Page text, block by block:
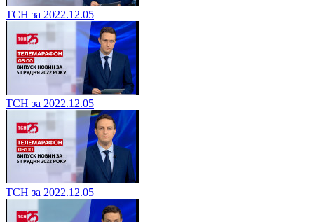
ТСН за 2022.12.05
ТСН за 2022.12.05
ТСН за 2022.12.05